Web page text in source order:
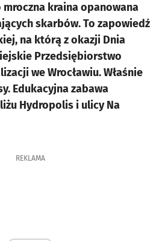
kraina opanowana
skarbów. To zapowiedź
na którą z okazji Dnia
Przedsiębiorstwo
we Wrocławiu. Właśnie
Edukacyjna zabawa
Hydropolis i ulicy Na
REKLAMA